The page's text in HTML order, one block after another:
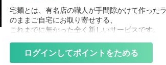
宅麺とは、有名店の職人が手間隙かけて作った
のままご自宅にお取り寄せする、
これまでに無かった全く新しいサービスです。
ログインしてポイントをためる